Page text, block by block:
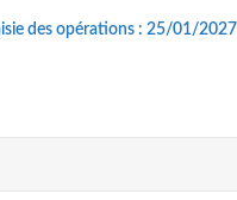
des opérations : 25/01/2027